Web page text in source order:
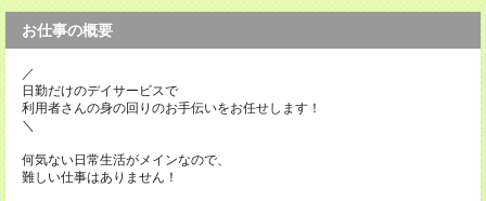
お仕事の概要
／
日勤だけのデイサービスで
利用者さんの身の回りのお手伝いをお任せします！
＼
何気ない日常生活がメインなので、
難しい仕事はありません！